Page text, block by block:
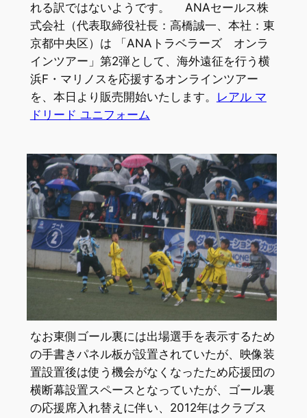
れる訳ではないようです。 ANAセールス株
式会社（代表取締役社長：高橋誠一、本社：東
京都中央区）は 「ANAトラベラーズ オンラ
インツアー」第2弾として、海外遠征を行う横
浜F・マリノスを応援するオンラインツアー
を、本日より販売開始いたします。
レアル マ
ドリード ユニフォーム
なお東側ゴール裏には出場選手を表示するため
の手書きパネル板が設置されていたが、映像装
置設置後は使う機会がなくなったため応援団の
横断幕設置スペースとなっていたが、ゴール裏
の応援席入れ替えに伴い、2012年はクラブス